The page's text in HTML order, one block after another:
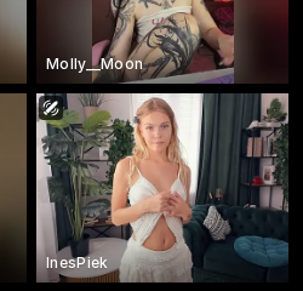
Molly__Moon
InesPiek